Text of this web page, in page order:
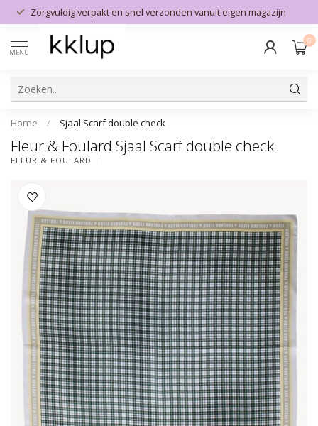
Zorgvuldig verpakt en snel verzonden vanuit eigen magazijn
MENU
0
Home / Sjaal Scarf double check
Fleur & Foulard Sjaal Scarf double check
FLEUR & FOULARD